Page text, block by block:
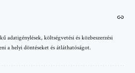
adatigénylések, költségvetési és közbeszerzési
a helyi döntéseket és átláthatóságot.